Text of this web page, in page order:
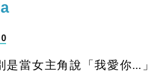
當女主角說「我愛你...」